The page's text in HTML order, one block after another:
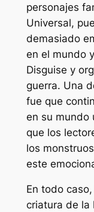
personajes
Universal,
demasiado
en el mundo
Disguise y
guerra. Una
fue que
en su mundo
que los
los
este
En todo caso,
criatura de la